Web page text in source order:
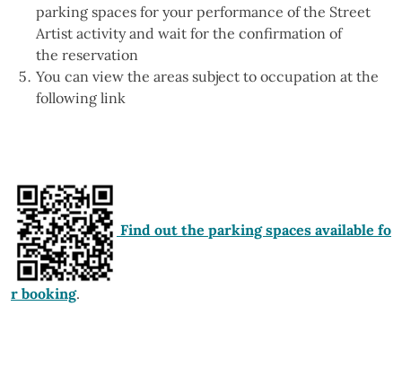
parking spaces for your performance of the Street
Artist activity and wait for the confirmation of
the reservation
You can view the areas subject to occupation at the
following link
Find out the parking spaces available fo
r booking.